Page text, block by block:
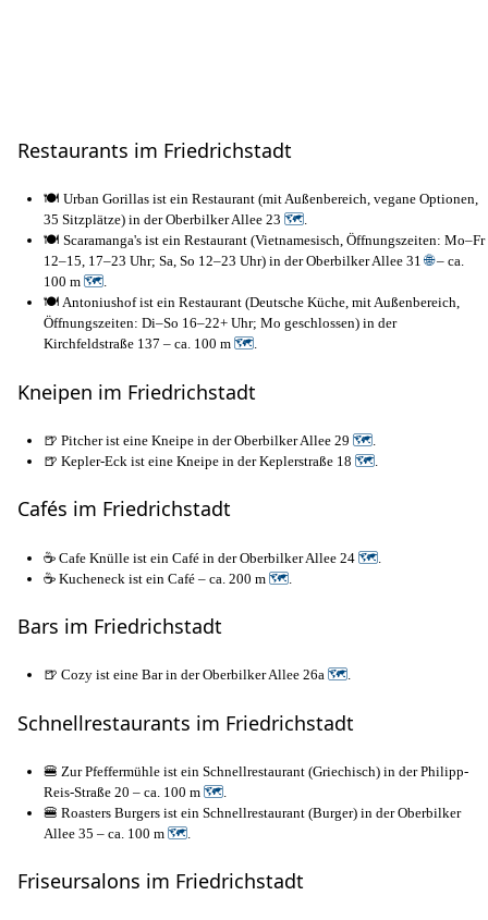
Restaurants im Friedrichstadt
🍽️ Urban Gorillas ist ein Restaurant (mit Außenbereich, vegane Optionen,
35 Sitzplätze) in der Oberbilker Allee 23 🗺.
🍽️ Scaramanga's ist ein Restaurant (Vietnamesisch, Öffnungszeiten: Mo–Fr
12–15, 17–23 Uhr; Sa, So 12–23 Uhr) in der Oberbilker Allee 31🌐– ca.
100 m 🗺.
🍽️ Antoniushof ist ein Restaurant (Deutsche Küche, mit Außenbereich,
Öffnungszeiten: Di–So 16–22+ Uhr; Mo geschlossen) in der
Kirchfeldstraße 137 – ca. 100 m 🗺.
Kneipen im Friedrichstadt
🍺 Pitcher ist eine Kneipe in der Oberbilker Allee 29 🗺.
🍺 Kepler-Eck ist eine Kneipe in der Keplerstraße 18 🗺.
Cafés im Friedrichstadt
☕ Cafe Knülle ist ein Café in der Oberbilker Allee 24 🗺
☕ Kucheneck ist ein Café – ca. 200 m 🗺
Bars im Friedrichstadt
🍺 Cozy ist eine Bar in der Oberbilker Allee 26a 🗺.
Schnellrestaurants im Friedrichstadt
🍔 Zur Pfeffermühle ist ein Schnellrestaurant (Griechisch) in der Philipp-
Reis-Straße 20 – ca. 100 m 🗺.
🍔 Roasters Burgers ist ein Schnellrestaurant (Burger) in der Oberbilker
Allee 35 – ca. 100 m 🗺.
Friseursalons im Friedrichstadt